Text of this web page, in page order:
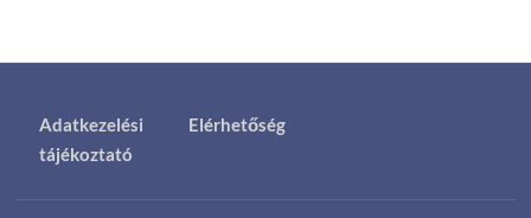
Adatkezelési
tájékoztató
Elérhetőség